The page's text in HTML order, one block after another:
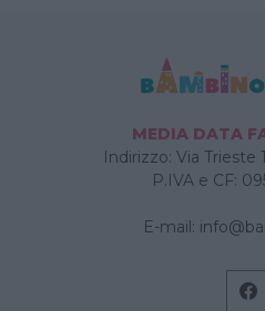
MEDIA DATA
Indirizzo: Via Trieste
P.IVA e CF:
E-mail: